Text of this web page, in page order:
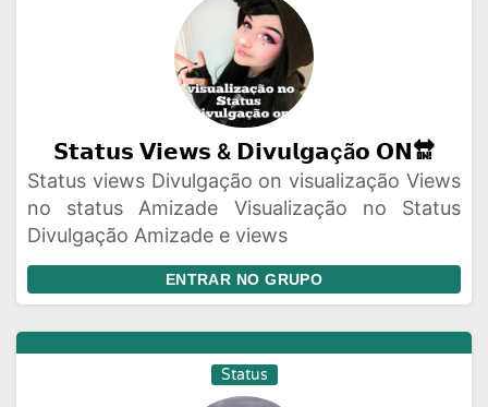
𝗦𝘁𝗮𝘁𝘂𝘀 𝗩𝗶𝗲𝘄𝘀 & 𝗗𝗶𝘃𝘂𝗹𝗴𝗮çã𝗼 𝗢𝗡🔛
Status views Divulgação on visualização Views
no status Amizade Visualização no Status
Divulgação Amizade e views
ENTRAR NO GRUPO
Status